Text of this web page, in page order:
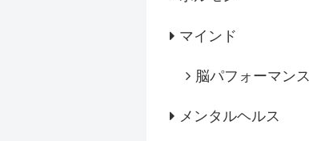
マインド
脳パフォーマンス
メンタルヘルス